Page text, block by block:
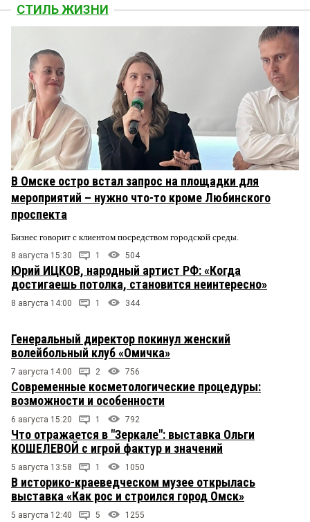
СТИЛЬ ЖИЗНИ
В Омске остро встал запрос на площадки для
мероприятий – нужно что-то кроме Любинского
проспекта
Бизнес говорит с клиентом посредством городской среды.
8 августа 15:30 1 504
Юрий ИЦКОВ, народный артист РФ: «Когда
достигаешь потолка, становится неинтересно»
8 августа 14:00 1 344
Генеральный директор покинул женский
волейбольный клуб «Омичка»
7 августа 14:00 2 756
Современные косметологические процедуры:
возможности и особенности
6 августа 15:20 1 792
Что отражается в "Зеркале": выставка Ольги
КОШЕЛЕВОЙ с игрой фактур и значений
5 августа 13:58 1 1050
В историко-краеведческом музее открылась
выставка «Как рос и строился город Омск»
5 августа 12:40 5 1255